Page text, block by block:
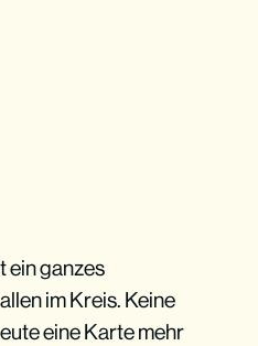
ein ganzes
im Kreis. Keine
eine Karte mehr